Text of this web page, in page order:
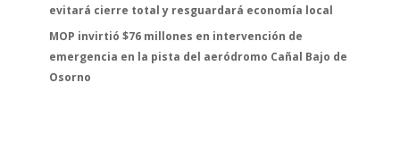
evitará cierre total y resguardará economía local
MOP invirtió $76 millones en intervención de
emergencia en la pista del aeródromo Cañal Bajo de
Osorno